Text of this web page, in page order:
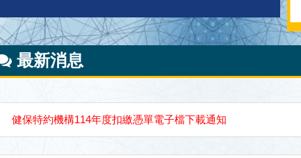
最新消息
健保特約機構114年度扣繳憑單電子檔下載通知